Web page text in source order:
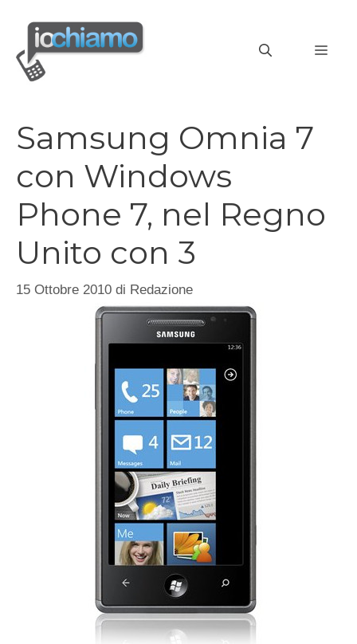
contenuto
Samsung Omnia 7
con Windows
Phone 7, nel Regno
Unito con 3
15 Ottobre 2010 di Redazione